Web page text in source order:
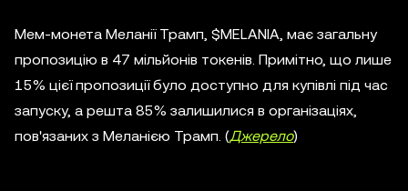
Мем-монета Меланії Трамп, $MELANIA, має загальну
пропозицію в 47 мільйонів токенів. Примітно, що лише
15% цієї пропозиції було доступно для купівлі під час
запуску, а решта 85% залишилися в організаціях,
пов'язаних з Меланією Трамп. (Джерело)